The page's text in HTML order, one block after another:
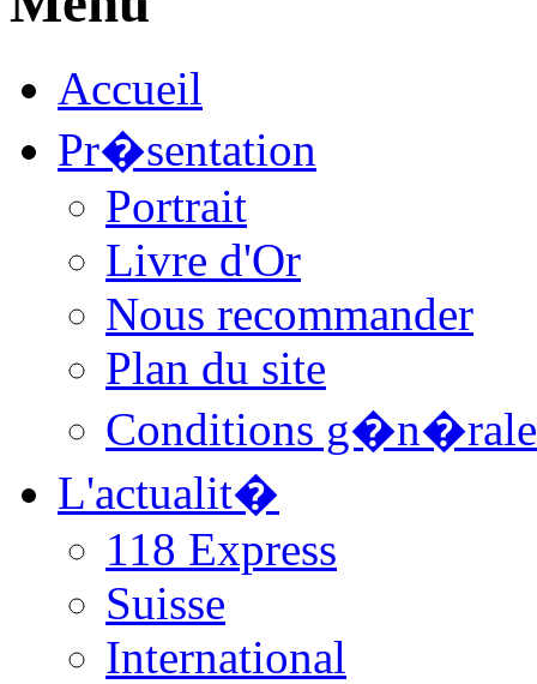
Accueil
Pr�sentation
Portrait
Livre d'Or
Nous recommander
Plan du site
Conditions
L'actualit�
118 Express
Suisse
International